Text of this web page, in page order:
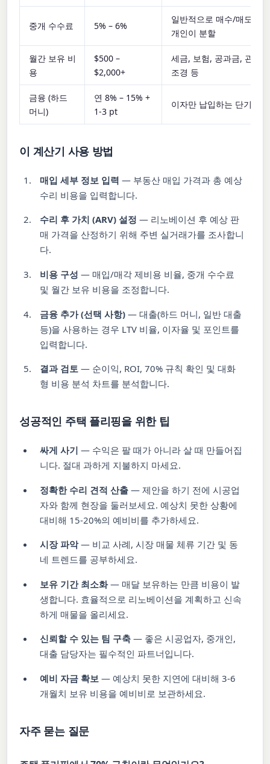
중개 수수료 5% – 6%
일반적으로 매수/매도 측
개인이 분할
월간 보유 비
용
$500 –
$2,000+
세금, 보험, 공과금, 관리
조경 등
금융 (하드
머니)
연 8% – 15% +
1-3 pt
이자만 납입하는 단기 대
이 계산기 사용 방법
매입 세부 정보 입력 — 부동산 매입 가격과 총 예상
수리 비용을 입력합니다.
수리 후 가치 (ARV) 설정 — 리노베이션 후 예상 판
매 가격을 산정하기 위해 주변 실거래가를 조사합니
다.
비용 구성 — 매입/매각 제비용 비율, 중개 수수료
및 월간 보유 비용을 조정합니다.
금융 추가 (선택 사항) — 대출(하드 머니, 일반 대출
등)을 사용하는 경우 LTV 비율, 이자율 및 포인트를
입력합니다.
결과 검토 — 순이익, ROI, 70% 규칙 확인 및 대화
형 비용 분석 차트를 분석합니다.
성공적인 주택 플리핑을 위한 팁
싸게 사기 — 수익은 팔 때가 아니라 살 때 만들어집
니다. 절대 과하게 지불하지 마세요.
정확한 수리 견적 산출 — 제안을 하기 전에 시공업
자와 함께 현장을 둘러보세요. 예상치 못한 상황에
대비해 15-20%의 예비비를 추가하세요.
시장 파악— 비교 사례, 시장 매물 체류 기간 및 동
네 트렌드를 공부하세요.
보유 기간 최소화— 매달 보유하는 만큼 비용이 발
생합니다. 효율적으로 리노베이션을 계획하고 신속
하게 매물을 올리세요.
신뢰할 수 있는 팀 구축 — 좋은 시공업자, 중개인,
대출 담당자는 필수적인 파트너입니다.
예비 자금 확보 — 예상치 못한 지연에 대비해 3-6
개월치 보유 비용을 예비비로 보관하세요.
자주 묻는 질문